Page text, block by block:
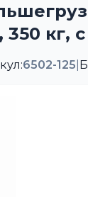
350 кг,
6502-125